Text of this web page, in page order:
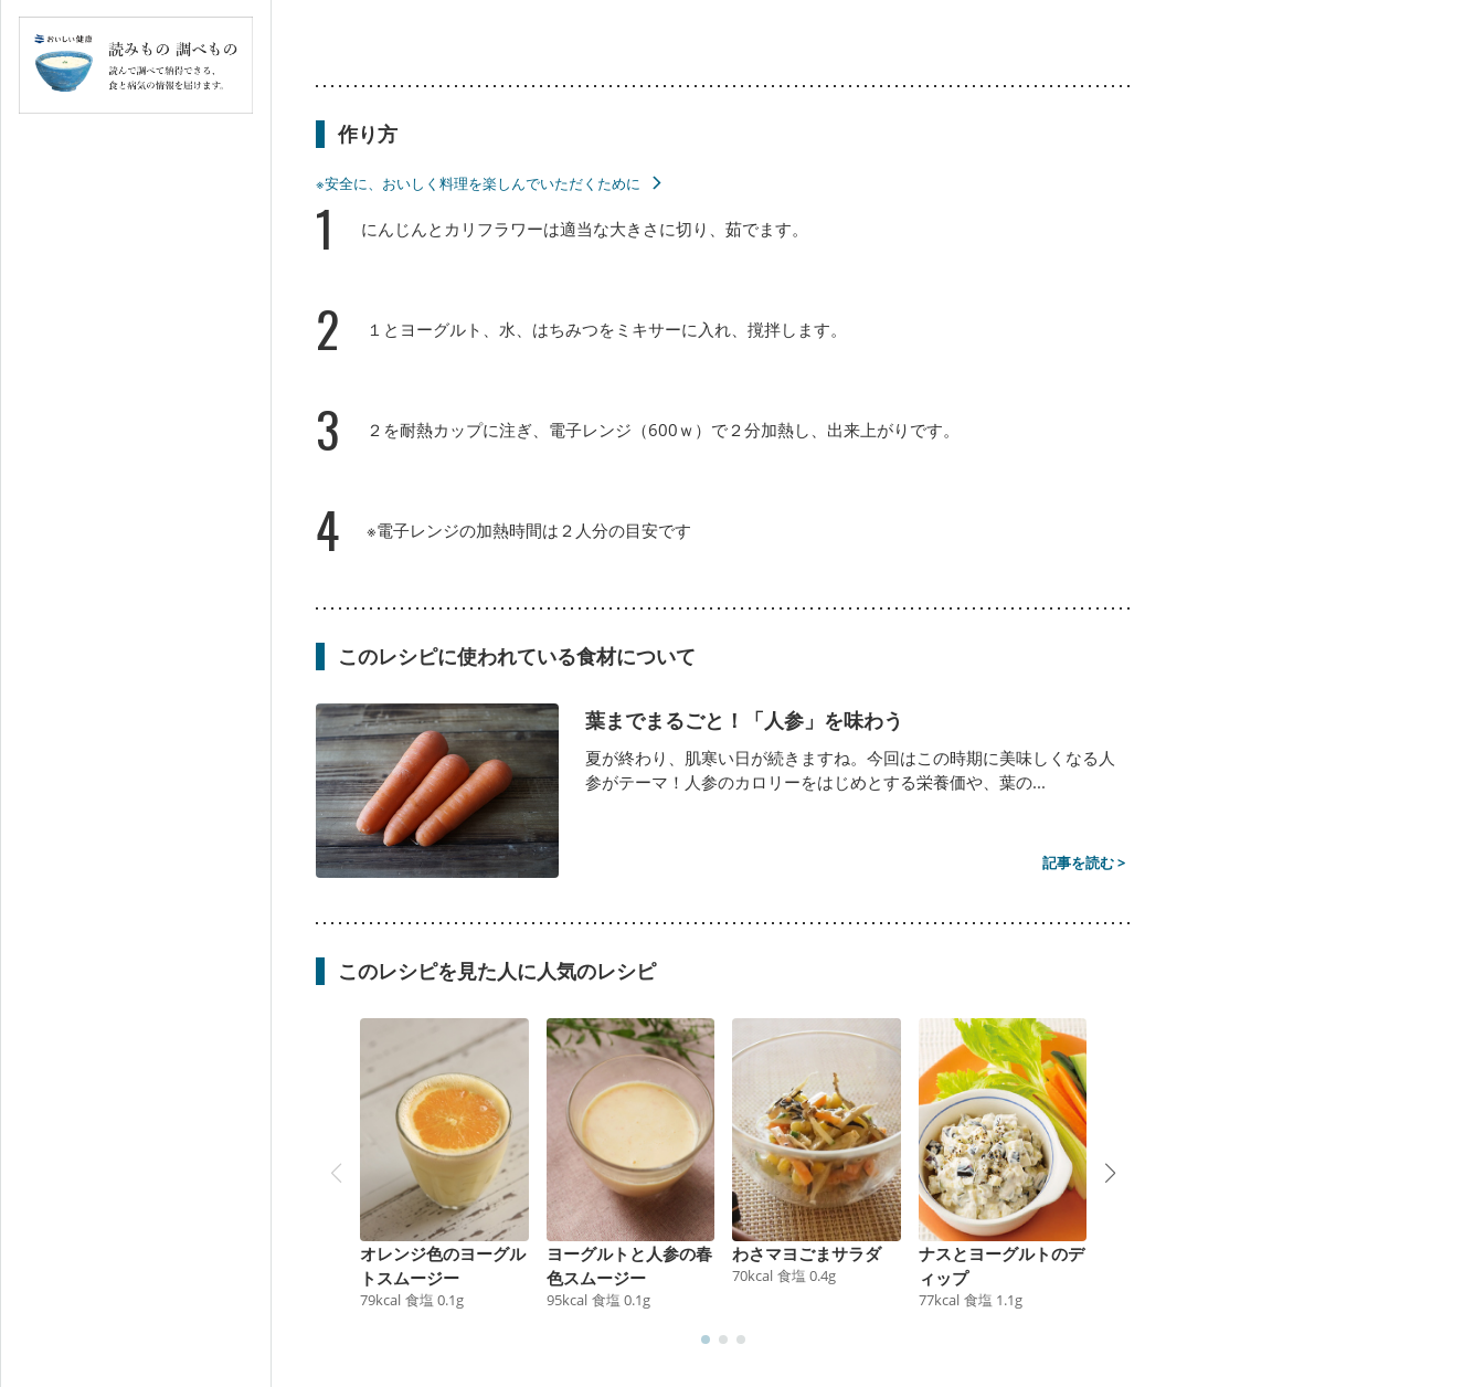
作り方
※安全に、おいしく料理を楽しんでいただくために
1 にんじんとカリフラワーは適当な大きさに切り、茹でます。
2 １とヨーグルト、水、はちみつをミキサーに入れ、撹拌します。
3 ２を耐熱カップに注ぎ、電子レンジ（600ｗ）で２分加熱し、出来上がりです。
4 ※電子レンジの加熱時間は２人分の目安です
このレシピに使われている食材について
葉までまるごと！「人参」を味わう
夏が終わり、肌寒い日が続きますね。今回はこの時期に美味しくなる人
参がテーマ！人参のカロリーをはじめとする栄養価や、葉の...
記事を読む >
このレシピを見た人に人気のレシピ
オレンジ色のヨーグル
トスムージー
79kcal 食塩 0.1g
ヨーグルトと人参の春
色スムージー
95kcal 食塩 0.1g
わさマヨごまサラダ
70kcal 食塩 0.4g
ナスとヨーグルトのデ
ィップ
77kcal 食塩 1.1g